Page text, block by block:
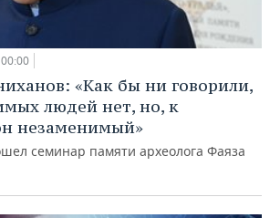
«Как бы ни говорили,
людей нет, но, к
незаменимый»
семинар памяти археолога Фаяза